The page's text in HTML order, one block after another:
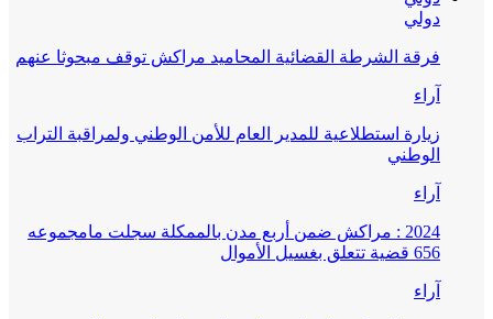
دولي
فرقة الشرطة القضائية المحاميد مراكش توقف مبحوثا عنهم
زيارة استطلاعية للمدير العام للأمن الوطني ولمراقبة التراب
الوطني
2024 : مراكش ضمن أربع مدن بالممكلة سجلت مامجموعه